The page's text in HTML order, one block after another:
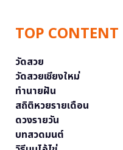
TOP CONTENT
วัดสวย
วัดสวยเชียงใหม่
ทำนายฝัน
สถิติหวยรายเดือน
ดวงรายวัน
บทสวดมนต์